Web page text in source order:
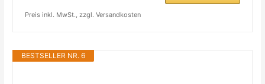
Preis inkl. MwSt., zzgl. Versandkosten
BESTSELLER NR. 6